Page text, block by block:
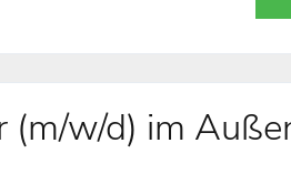
w/d) im